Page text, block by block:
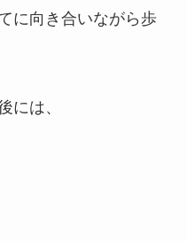
に向き合いながら歩
には、